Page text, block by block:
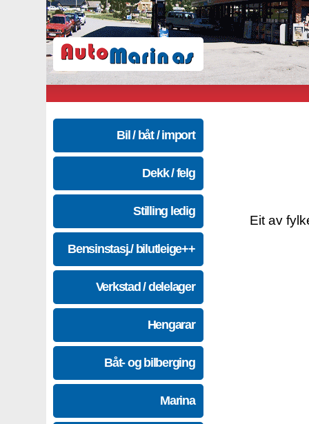
Bil / båt / import
Dekk / felg
Stilling ledig
Bensinstasj./ bilutleige++
Verkstad / delelager
Hengarar
Båt- og bilberging
Marina
Eit av